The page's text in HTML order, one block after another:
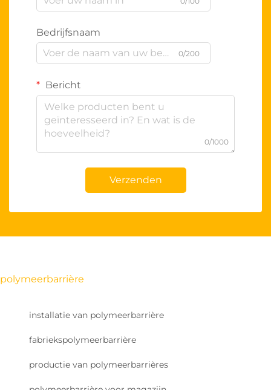
Bedrijfsnaam
0/200
Bericht
0/1000
Verzenden
polymeerbarrière
installatie van polymeerbarrière
fabriekspolymeerbarrière
productie van polymeerbarrières